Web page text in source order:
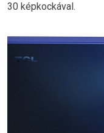
30 képkockával.